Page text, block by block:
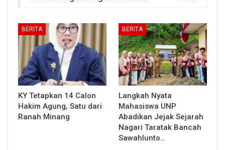
BERITA
KY Tetapkan 14 Calon
Hakim Agung, Satu dari
Ranah Minang
BERITA
Langkah Nyata
Mahasiswa UNP
Abadikan Jejak Sejarah
Nagari Taratak Bancah
Sawahlunto…